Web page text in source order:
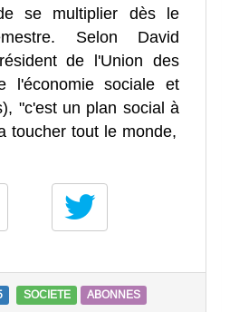
se multiplier dès le
Selon David
de l'Union des
l'économie sociale et
"c'est un plan social à
toucher tout le monde,
SOCIETE ABONNES